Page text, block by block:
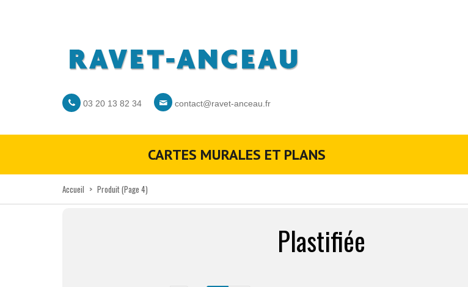
03 20 13 82 34 contact@ravet-anceau.fr
CARTES MURALES ET PLANS
Accueil > Produit(Page 4)
Plastifiée